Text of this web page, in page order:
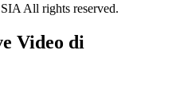
All rights reserved.
Video di